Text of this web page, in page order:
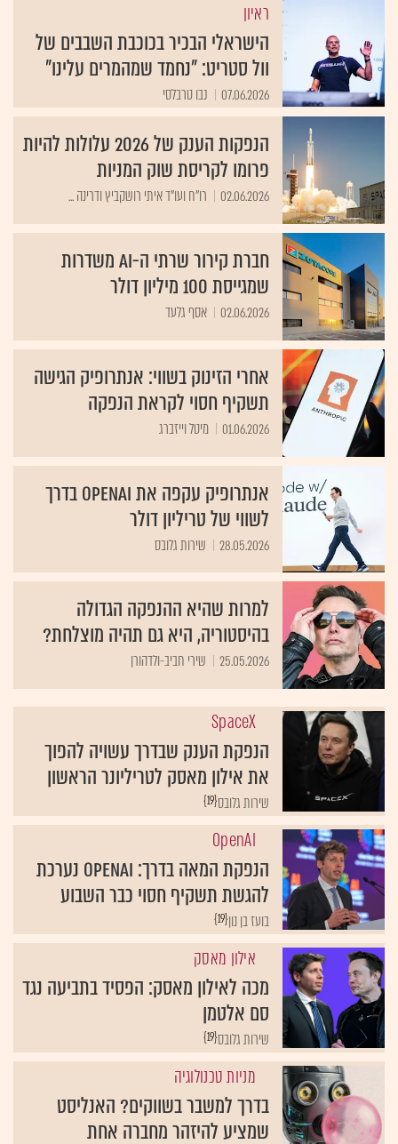
ראיון
הישראלי הבכיר בכוכבת השבבים של
וול סטריט: "נחמד שמהמרים עלינו"
07.06.2026 נבו טרבלסי
הנפקות הענק של 2026 עלולות להיות
פרומו לקריסת שוק המניות
02.06.2026 רו"ח ועו"ד איתי רושקביץ ודרינה ...
חברת קירור שרתי ה-AI משדרות
שמגייסת 100 מיליון דולר
02.06.2026 אסף גלעד
אחרי הזינוק בשווי: אנתרופיק הגישה
תשקיף חסוי לקראת הנפקה
01.06.2026 מיטל וייזברג
אנתרופיק עקפה את OpenAI בדרך
לשווי של טריליון דולר
28.05.2026 שירות גלובס
למרות שהיא ההנפקה הגדולה
בהיסטוריה, היא גם תהיה מוצלחת?
25.05.2026 שירי חביב-ולדהורן
SpaceX
הנפקת הענק שבדרך עשויה להפוך
את אילון מאסק לטריליונר הראשון
{19}שירות גלובס
OpenAI
הנפקת המאה בדרך: OpenAI נערכת
להגשת תשקיף חסוי כבר השבוע
{19}בועז בן נון
אילון מאסק
מכה לאילון מאסק: הפסיד בתביעה נגד
סם אלטמן
{19}שירות גלובס
מניות טכנולוגיה
בדרך למשבר בשווקים? האנליסט
שמציע להיזהר מחברה אחת